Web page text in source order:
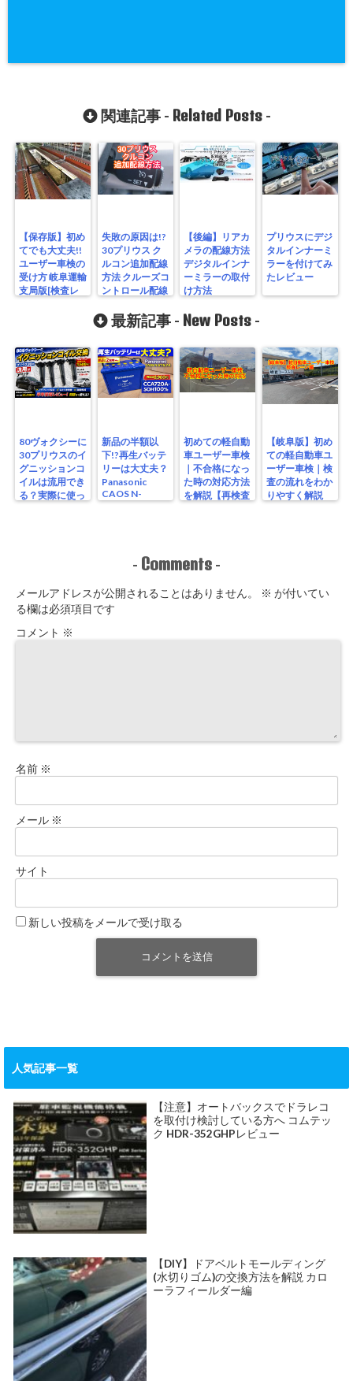
関連記事 - Related Posts-
【保存版】初め
てでも大丈夫!!
ユーザー車検の
受け方 岐阜運輸
支局版[検査レ
失敗の原因は!?
30プリウス ク
ルコン追加配線
方法 クルーズコ
ントロール配線
【後編】リアカ
メラの配線方法
デジタルインナ
ーミラーの取付
け方法
プリウスにデジ
タルインナーミ
ラーを付けてみ
たレビュー
最新記事 - New Posts -
80ヴォクシーに
30プリウスのイ
グニッションコ
イルは流用でき
る？実際に使っ
新品の半額以
下!?再生バッテ
リーは大丈夫？
Panasonic
CAOS N-
S115/A4を実測
初めての軽自動
車ユーザー車検
｜不合格になっ
た時の対応方法
を解説【再検査
【岐阜版】初め
ての軽自動車ユ
ーザー車検｜検
査の流れをわか
りやすく解説
- Comments -
メールアドレスが公開されることはありません。 ※ が付いてい
る欄は必須項目です
コメント ※
名前 ※
メール ※
サイト
新しい投稿をメールで受け取る
人気記事一覧
【注意】オートバックスでドラレコ
を取付け検討している方へ コムテッ
ク HDR-352GHPレビュー
【DIY】ドアベルトモールディング
(水切りゴム)の交換方法を解説 カロ
ーラフィールダー編